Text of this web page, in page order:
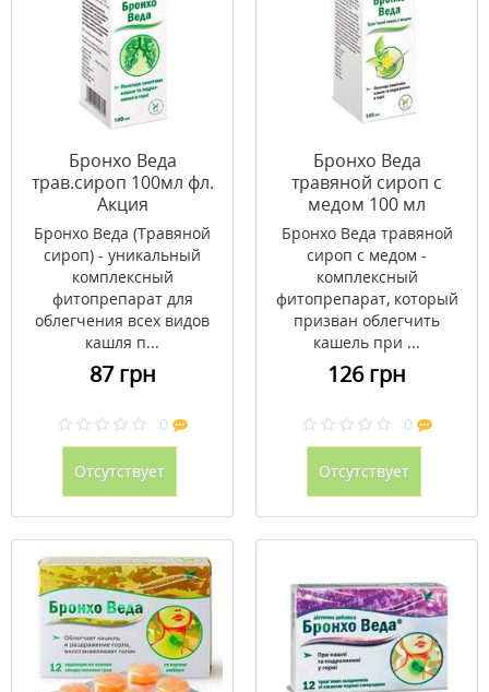
Бронхо Веда
трав.сироп 100мл фл.
Акция
Бронхо Веда (Травяной
сироп) - уникальный
комплексный
фитопрепарат для
облегчения всех видов
кашля п...
87 грн
0
Отсутствует
Бронхо Веда
травяной сироп с
медом 100 мл
Бронхо Веда травяной
сироп с медом -
комплексный
фитопрепарат, который
призван облегчить
кашель при ...
126 грн
0
Отсутствует